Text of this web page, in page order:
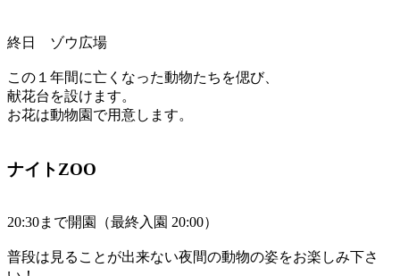
終日 ゾウ広場
この１年間に亡くなった動物たちを偲び、
献花台を設けます。
お花は動物園で用意します。
ナイトZOO
20:30まで開園（最終入園 20:00）
普段は見ることが出来ない夜間の動物の姿をお楽しみ下さ